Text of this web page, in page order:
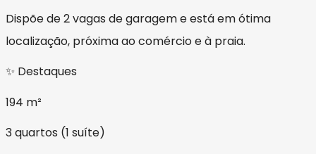
Dispõe de 2 vagas de garagem e está em ótima
localização, próxima ao comércio e à praia.
✨ Destaques
194 m²
3 quartos (1 suíte)